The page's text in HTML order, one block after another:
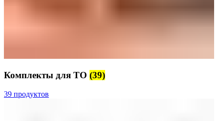
Комплекты для ТО (39)
39 продуктов